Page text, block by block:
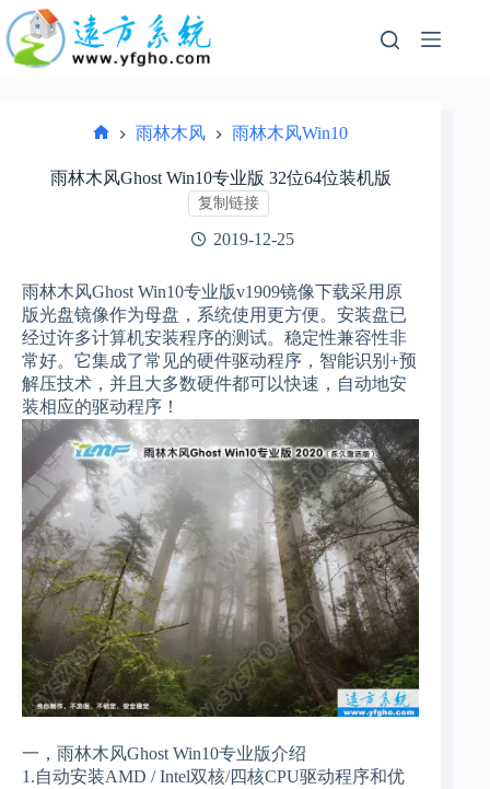
过
内
页
雨林木风 雨林木风Win10
雨林木风Ghost Win10专业版 32位64位装机版
复制链接
2019-12-25
雨林木风Ghost Win10专业版v1909镜像下载采用原
版光盘镜像作为母盘，系统使用更方便。安装盘已
经过许多计算机安装程序的测试。稳定性兼容性非
常好。它集成了常见的硬件驱动程序，智能识别+预
解压技术，并且大多数硬件都可以快速，自动地安
装相应的驱动程序！
一，雨林木风Ghost Win10专业版介绍
1.自动安装AMD / Intel双核/四核CPU驱动程序和优